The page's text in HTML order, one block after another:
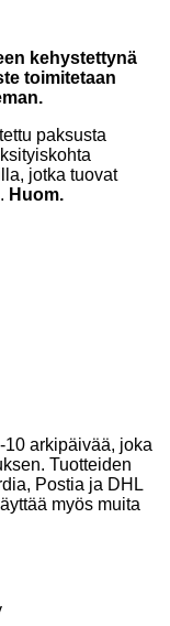
kehystettynä
toimitetaan
paksusta
jotka tuovat
Huom.
arkipäivää, joka
Tuotteiden
Postia ja DHL
myös muita